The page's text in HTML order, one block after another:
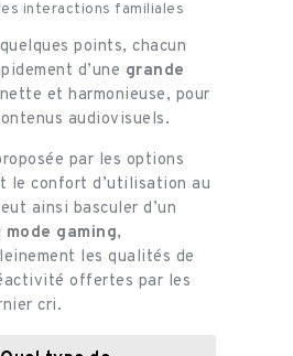
interactions familiales
points, chacun
d’une grande
nette et harmonieuse, pour
audiovisuels.
par les options
le confort d’utilisation au
ainsi basculer d’un
mode gaming,
les qualités de
offertes par les
cri.